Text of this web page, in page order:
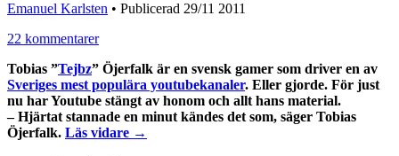
Emanuel Karlsten • Publicerad 29/11 2011
22 kommentarer
Tobias ”Tejbz” Öjerfalk är en svensk gamer som driver en av
Sveriges mest populära youtubekanaler. Eller gjorde. För just
nu har Youtube stängt av honom och allt hans material.
– Hjärtat stannade en minut kändes det som, säger Tobias
Öjerfalk. Läs vidare →